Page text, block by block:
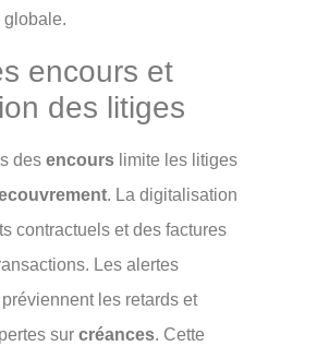
globale.
encours et
des litiges
des encours limite les litiges
. La digitalisation
contractuels et des factures
Les alertes
les retards et
sur créances. Cette